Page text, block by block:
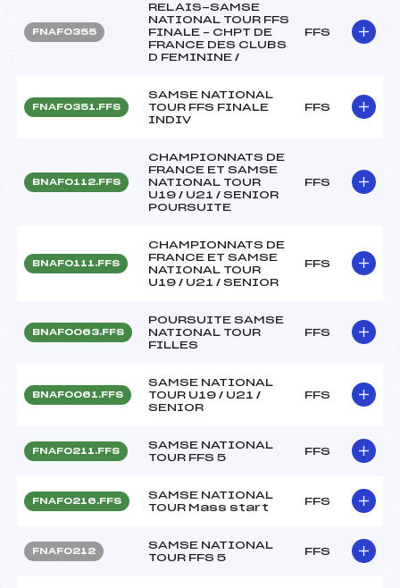
FNAF0355
RELAIS-SAMSE
NATIONAL TOUR FFS
FINALE – CHPT DE
FRANCE DES CLUBS
D FEMININE /
FFS
FNAF0351.FFS
SAMSE NATIONAL
TOUR FFS FINALE
INDIV
FFS
BNAF0112.FFS
CHAMPIONNATS DE
FRANCE ET SAMSE
NATIONAL TOUR
U19 / U21 / SENIOR
POURSUITE
FFS
BNAF0111.FFS
CHAMPIONNATS DE
FRANCE ET SAMSE
NATIONAL TOUR
U19 / U21 / SENIOR
FFS
BNAF0063.FFS
POURSUITE SAMSE
NATIONAL TOUR
FILLES
FFS
BNAF0061.FFS
SAMSE NATIONAL
TOUR U19 / U21 /
SENIOR
FFS
FNAF0211.FFS
SAMSE NATIONAL
TOUR FFS 5
FFS
FNAF0216.FFS
SAMSE NATIONAL
TOUR Mass start
FFS
FNAF0212
SAMSE NATIONAL
TOUR FFS 5
FFS